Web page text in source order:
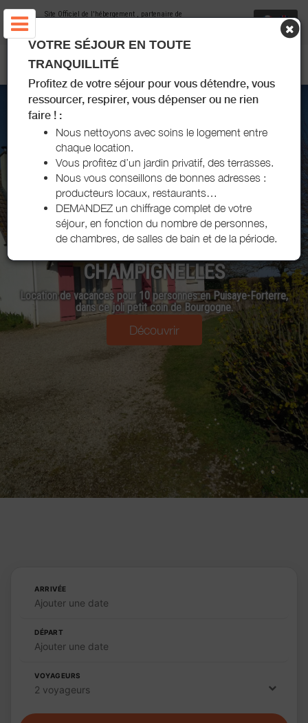
Site Officiel de l'hébergement , partenaire de
MAISON LE PRÉ JOLI - CHAMPIGNELLES - PUISAYE
VOTRE SÉJOUR EN TOUTE
TRANQUILLITÉ
Profitez de votre séjour pour vous détendre, vous
ressourcer, respirer, vous dépenser ou ne rien
faire ! :
Nous nettoyons avec soins le logement entre
chaque location.
Vous profitez d’un jardin privatif, des terrasses.
Nous vous conseillons de bonnes adresses :
producteurs locaux, restaurants…
DEMANDEZ un chiffrage complet de votre
séjour, en fonction du nombre de personnes,
de chambres, de salles de bain et de la période.
MAISON LE PRÉ JOLI -
CHAMPIGNELLES
Location de vacances pour 10 personnes en Puisaye-Forterre,
dans ce joli petit coin de Bourgogne.
Découvrir
ARRIVÉE
Ajouter une date
DÉPART
Ajouter une date
VOYAGEURS
2 voyageurs